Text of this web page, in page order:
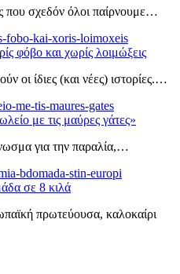
που σχεδόν όλοι παίρνουμε…
φόβο και χωρίς λοιμώξεις
οι ίδιες (και νέες) ιστορίες.…
με τις μαύρες γάτες»
για την παραλία,…
σε 8 κιλά
πρωτεύουσα, καλοκαίρι